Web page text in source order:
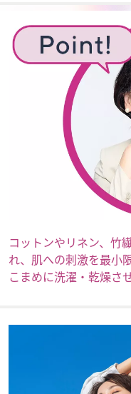
コットンやリネン、竹
れ、肌への刺激を最小
こまめに洗濯・乾燥さ